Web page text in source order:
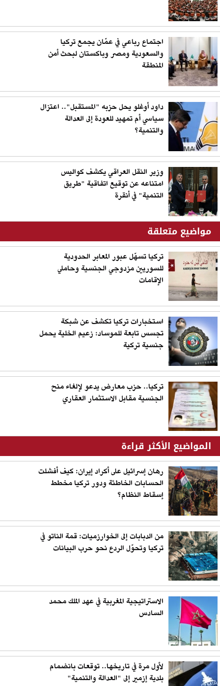
اجتماع رباعي في عمّان يجمع تركيا
والسعودية ومصر وباكستان لبحث أمن
المنطقة
داود أوغلو يحل حزبه "المستقبل".. اعتزال
سياسي أم تمهيد للعودة إلى العدالة
والتنمية؟
وزير النقل العراقي يكشف كواليس
امتناعه عن توقيع اتفاقية "طريق
التنمية" في أنقرة
مواضيع متعلقة
تركيا تسهّل عبور المعابر الحدودية
للسوريين مزدوجي الجنسية وحاملي
الإقامات
استخبارات تركيا تكشف عن شبكة
تجسس تابعة للموساد: زعيم الخلية يحمل
جنسية تركية
تركيا.. حزب معارض يدعو لإلغاء منح
الجنسية مقابل الاستثمار العقاري
المواضيع الأكثر قراءة
رهان إسرائيل على أكراد إيران: كيف أفشلت
الحسابات الخاطئة ودور تركيا مخطط
إسقاط النظام؟
من الدبابات إلى الخوارزميات: قمة الناتو في
تركيا وتحوّل الردع نحو حرب البيانات
الاستراتيجية المغربية في عهد الملك محمد
السادس
لأول مرة في تاريخها.. توقعات بانضمام
بلدية إزمير إلى "العدالة والتنمية"